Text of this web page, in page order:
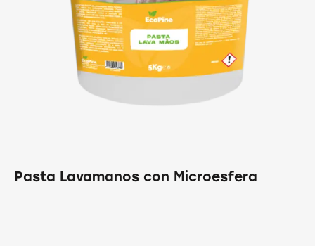
Pasta Lavamanos con Microesfera